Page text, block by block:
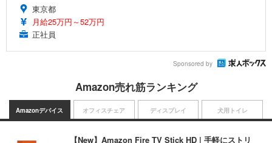
東京都
月給25万円～52万円
正社員
Sponsored by
Amazon売れ筋ランキング
Amazonデバイス
【New】Amazon Fire TV Stick HD | 手軽にストリ
オフィスチェア ディスプレイ 犬用トイレ